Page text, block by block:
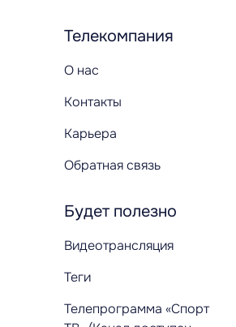
Телекомпания
О нас
Контакты
Карьера
Обратная связь
Будет полезно
Видеотрансляция
Теги
Телепрограмма «Спорт